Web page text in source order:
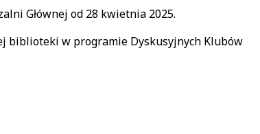
Głównej od 28 kwietnia 2025.
biblioteki w programie Dyskusyjnych Klubów